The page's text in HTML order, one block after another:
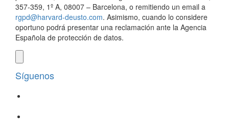
357-359, 1º A, 08007 – Barcelona, o remitiendo un email a
rgpd@harvard-deusto.com. Asimismo, cuando lo considere
oportuno podrá presentar una reclamación ante la Agencia
Española de protección de datos.
Síguenos